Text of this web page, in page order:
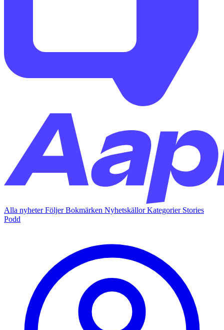
Alla nyheterFöljerBokmärken NyhetskällorKategorier Stories
Podd